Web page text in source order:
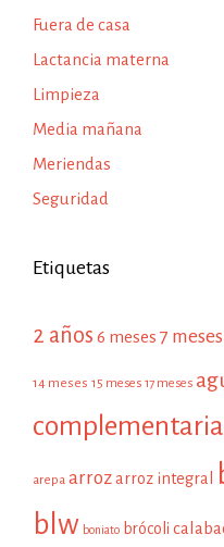
Fuera de casa
Lactancia materna
Limpieza
Media mañana
Meriendas
Seguridad
Etiquetas
2 años 6 meses 7 meses
14 meses 15 meses 17 meses
complementaria
arepa arroz arroz integral
blw boniato brócoli